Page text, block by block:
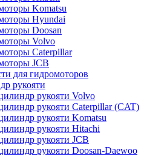
Komatsu
Hyundai
Doosan
Volvo
Caterpillar
JCB
для гидромоторов
рукояти
рукояти Volvo
рукояти Caterpillar (CAT)
рукояти Komatsu
рукояти Hitachi
рукояти JCB
рукояти Doosan-Daewoo